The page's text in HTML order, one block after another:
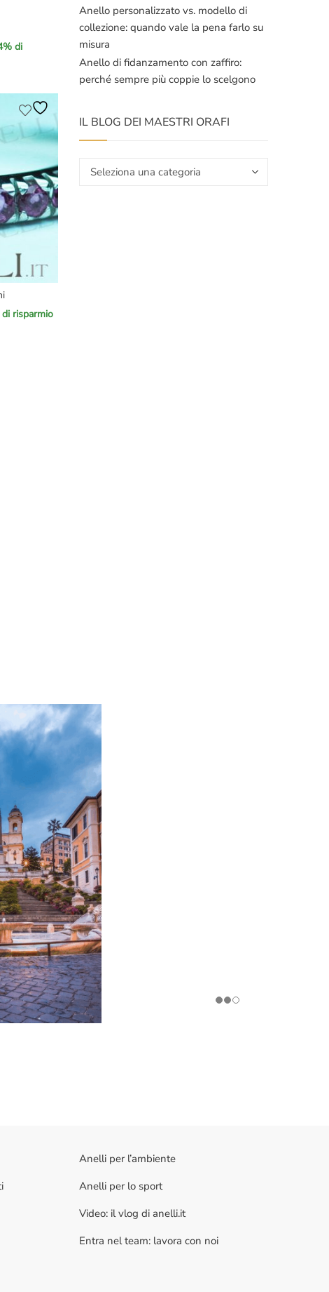
% di
risparmio
Anello personalizzato vs. modello di
collezione: quando vale la pena farlo su
misura
Anello di fidanzamento con zaffiro:
perché sempre più coppie lo scelgono
IL BLOG DEI MAESTRI ORAFI
Anelli per l’ambiente
Anelli per lo sport
Video: il vlog di anelli.it
Entra nel team: lavora con noi